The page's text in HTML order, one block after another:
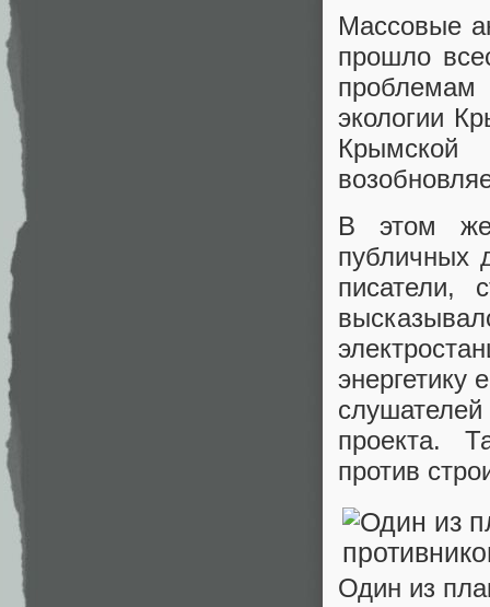
Массовые
прошло
экологии
В этом же
публичных
писатели,
энергетику
проекта.
против
Один из